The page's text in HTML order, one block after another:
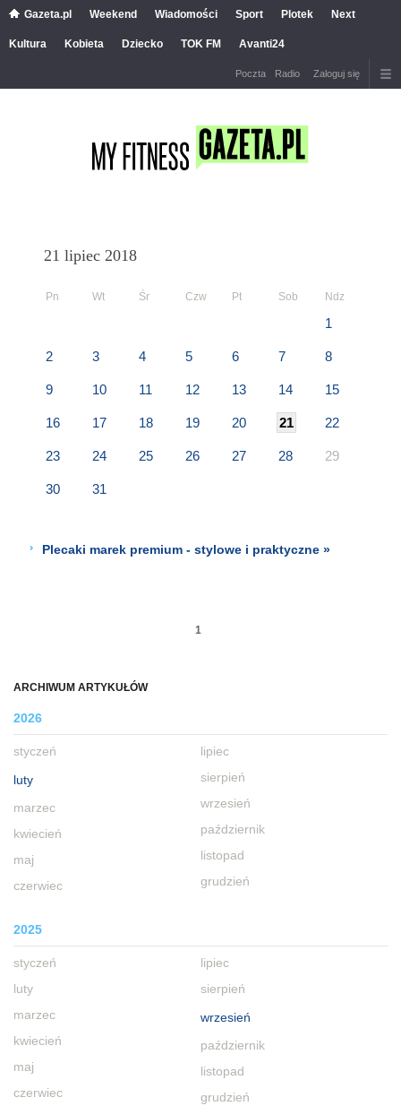
Gazeta.pl Weekend Wiadomości Sport Plotek Next
Kultura Kobieta Dziecko TOK FM Avanti24
Poczta Radio Zaloguj się
ARCHIWUM ARTYKUŁÓW
2026
styczeń
luty
marzec
kwiecień
maj
czerwiec
lipiec
sierpień
wrzesień
październik
listopad
grudzień
2025
styczeń
luty
marzec
kwiecień
maj
czerwiec
lipiec
sierpień
wrzesień
październik
listopad
grudzień
21 lipiec 2018
Pn Wt Śr Czw Pt Sob Ndz
1
2 3 4 5 6 7 8
9 10 11 12 13 14 15
16 17 18 19 20 21 22
23 24 25 26 27 28 29
30 31
Plecaki marek premium - stylowe i praktyczne »
1